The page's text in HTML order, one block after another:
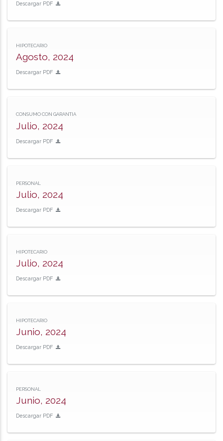
Descargar PDF
HIPOTECARIO
Agosto, 2024
Descargar PDF
CONSUMO CON GARANTIA
Julio, 2024
Descargar PDF
PERSONAL
Julio, 2024
Descargar PDF
HIPOTECARIO
Julio, 2024
Descargar PDF
HIPOTECARIO
Junio, 2024
Descargar PDF
PERSONAL
Junio, 2024
Descargar PDF